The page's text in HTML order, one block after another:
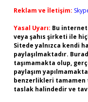
Reklam ve İletişim:
Yasal Uyarı: Bu
veya şahıs şirketi ile
Sitede yalnızca kendi
paylaşılmaktadır.
taşımamakta olup,
paylaşım
benzerlikleri
taslak halindedir ve